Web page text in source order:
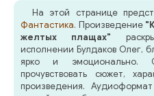
На этой странице
Фантастика. Произведение
желтых плащах"
исполнении Булдаков Олег,
ярко и эмоционально.
прочувствовать сюжет,
произведения.